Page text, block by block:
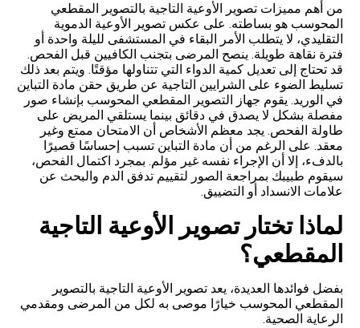
من أهم مميزات تصوير الأوعية التاجية بالتصوير المقطعي
المحوسب هو بساطته. على عكس تصوير الأوعية الدموية
التقليدي، لا يتطلب الأمر البقاء في المستشفى لليلة واحدة أو
فترة نقاهة طويلة. ينصح المرضى بتجنب الكافيين قبل الفحص.
قد تحتاج إلى تعديل كمية الدواء التي تتناولها مؤقتًا. ويتم بعد ذلك
تسليط الضوء على الشرايين التاجية عن طريق حقن مادة التباين
في الوريد. يقوم جهاز التصوير المقطعي المحوسب بإنشاء صور
مفصلة بشكل لا يصدق في دقائق بينما يستلقي المريض على
طاولة الفحص. يجد معظم الأشخاص أن الامتحان ممتع وغير
معقد. على الرغم من أن مادة التباين تسبب إحساسًا قصيرًا
بالدفء، إلا أن الإجراء نفسه غير مؤلم. بمجرد اكتمال الفحص،
سيقوم طبيبك بمراجعة الصور لتقييم تدفق الدم والبحث عن
علامات الانسداد أو التضييق.
لماذا تختار تصوير الأوعية التاجية
المقطعي؟
بفضل فوائدها العديدة، يعد تصوير الأوعية التاجية بالتصوير
المقطعي المحوسب خيارًا موصى به لكل من المرضى ومقدمي
الرعاية الصحية.